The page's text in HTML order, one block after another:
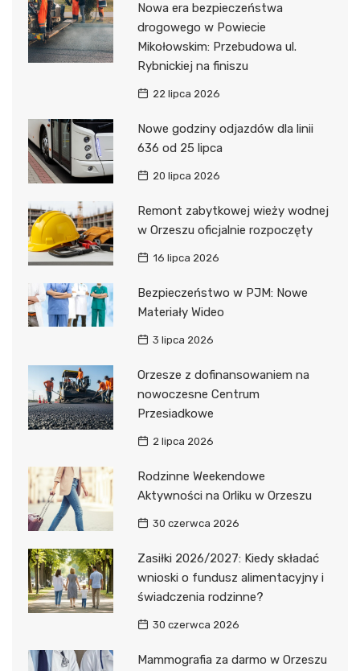
Nowa era bezpieczeństwa
drogowego w Powiecie
Mikołowskim: Przebudowa ul.
Rybnickiej na finiszu
22 lipca 2026
Nowe godziny odjazdów dla linii
636 od 25 lipca
20 lipca 2026
Remont zabytkowej wieży wodnej
w Orzeszu oficjalnie rozpoczęty
16 lipca 2026
Bezpieczeństwo w PJM: Nowe
Materiały Wideo
3 lipca 2026
Orzesze z dofinansowaniem na
nowoczesne Centrum
Przesiadkowe
2 lipca 2026
Rodzinne Weekendowe
Aktywności na Orliku w Orzeszu
30 czerwca 2026
Zasiłki 2026/2027: Kiedy składać
wnioski o fundusz alimentacyjny i
świadczenia rodzinne?
30 czerwca 2026
Mammografia za darmo w Orzeszu